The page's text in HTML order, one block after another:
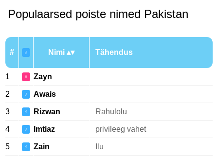
Populaarsed poiste nimed Pakistan
# ♂ Nimi Tähendus
1 ♀ Zayn
2 ♂ Awais
3 ♂ Rizwan Rahulolu
4 ♂ Imtiaz privileeg vahet
5 ♂ Zain Ilu